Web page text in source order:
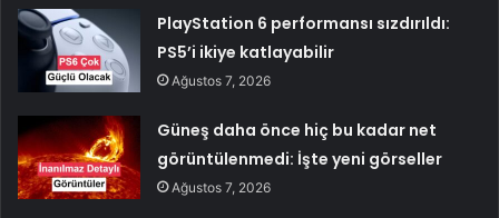
PlayStation 6 performansı sızdırıldı:
PS5’i ikiye katlayabilir
Ağustos 7, 2026
Güneş daha önce hiç bu kadar net
görüntülenmedi: İşte yeni görseller
Ağustos 7, 2026